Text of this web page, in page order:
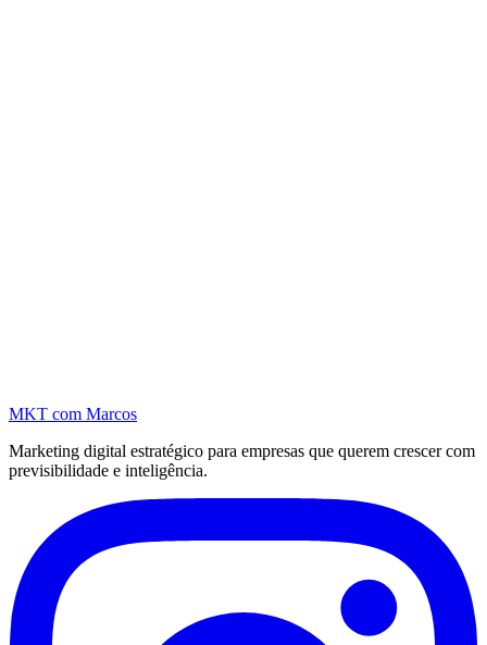
MKT com Marcos
Marketing digital estratégico para empresas que querem crescer com
previsibilidade e inteligência.